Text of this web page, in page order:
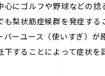
心にゴルフや野球などの捻
も梨状筋症候群を発症する
バーユース（使いすぎ）が
することによって症状を